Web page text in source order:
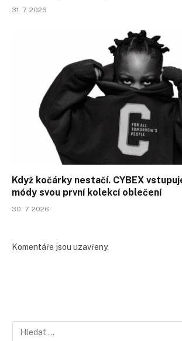
31. 7. 2026
Když kočárky nestačí. CYBEX
módy svou první kolekcí oblečení
30. 7. 2026
Komentáře jsou uzavřeny.